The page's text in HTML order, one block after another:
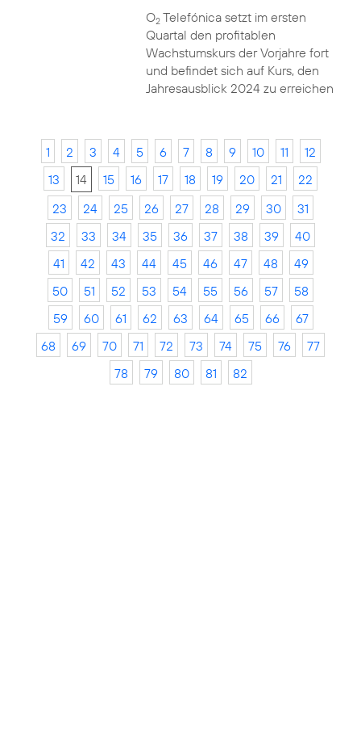
O2Telefónica setzt im ersten
Quartal den profitablen
Wachstumskurs der Vorjahre fort
und befindet sich auf Kurs, den
Jahresausblick 2024 zu erreichen
1 2 3 4 5 6 7 8 9 10 11
12
13
14 15 16 17 18 19 20 21
22
23
24 25 26 27 28 29 30
31
32
33 34 35 36 37 38 39
40
41
42 43 44 45 46 47 48
49
50
51 52 53 54 55 56 57
58
59
60 61 62 63 64 65 66
67
68
69 70 71 72 73 74 75 76
77
78
79 80 81 82